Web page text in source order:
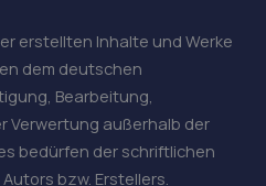
erstellten Inhalte und Werke
dem deutschen
Bearbeitung,
Verwertung außerhalb der
bedürfen der schriftlichen
bzw. Erstellers.